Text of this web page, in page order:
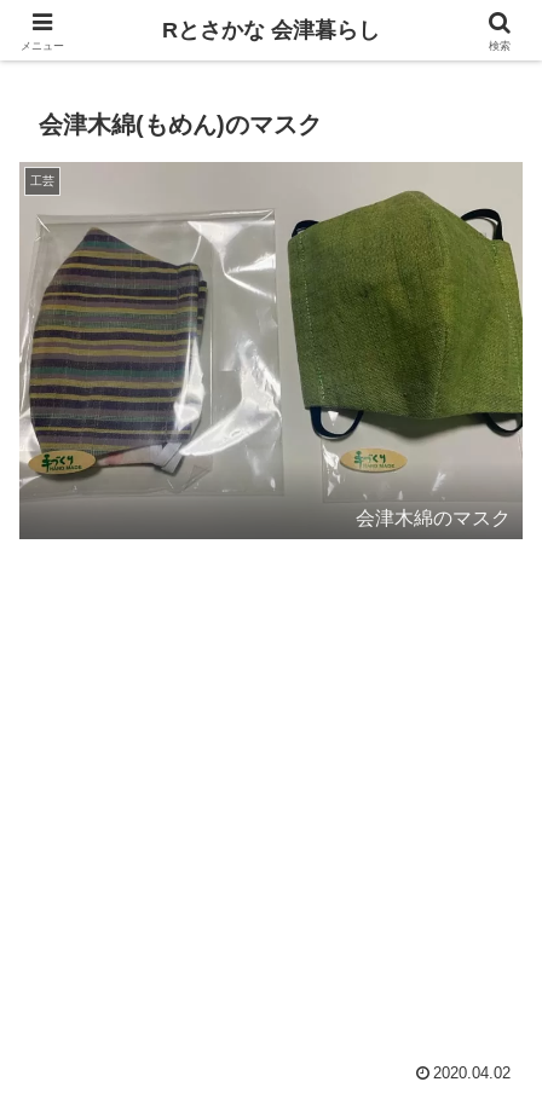
飲食、観光、イベント。食べて遊ぶ
会津木綿(もめん)のマスク
工芸
会津木綿のマスク
2020.04.02
メニュー
Rとさかな 会津暮らし
検索